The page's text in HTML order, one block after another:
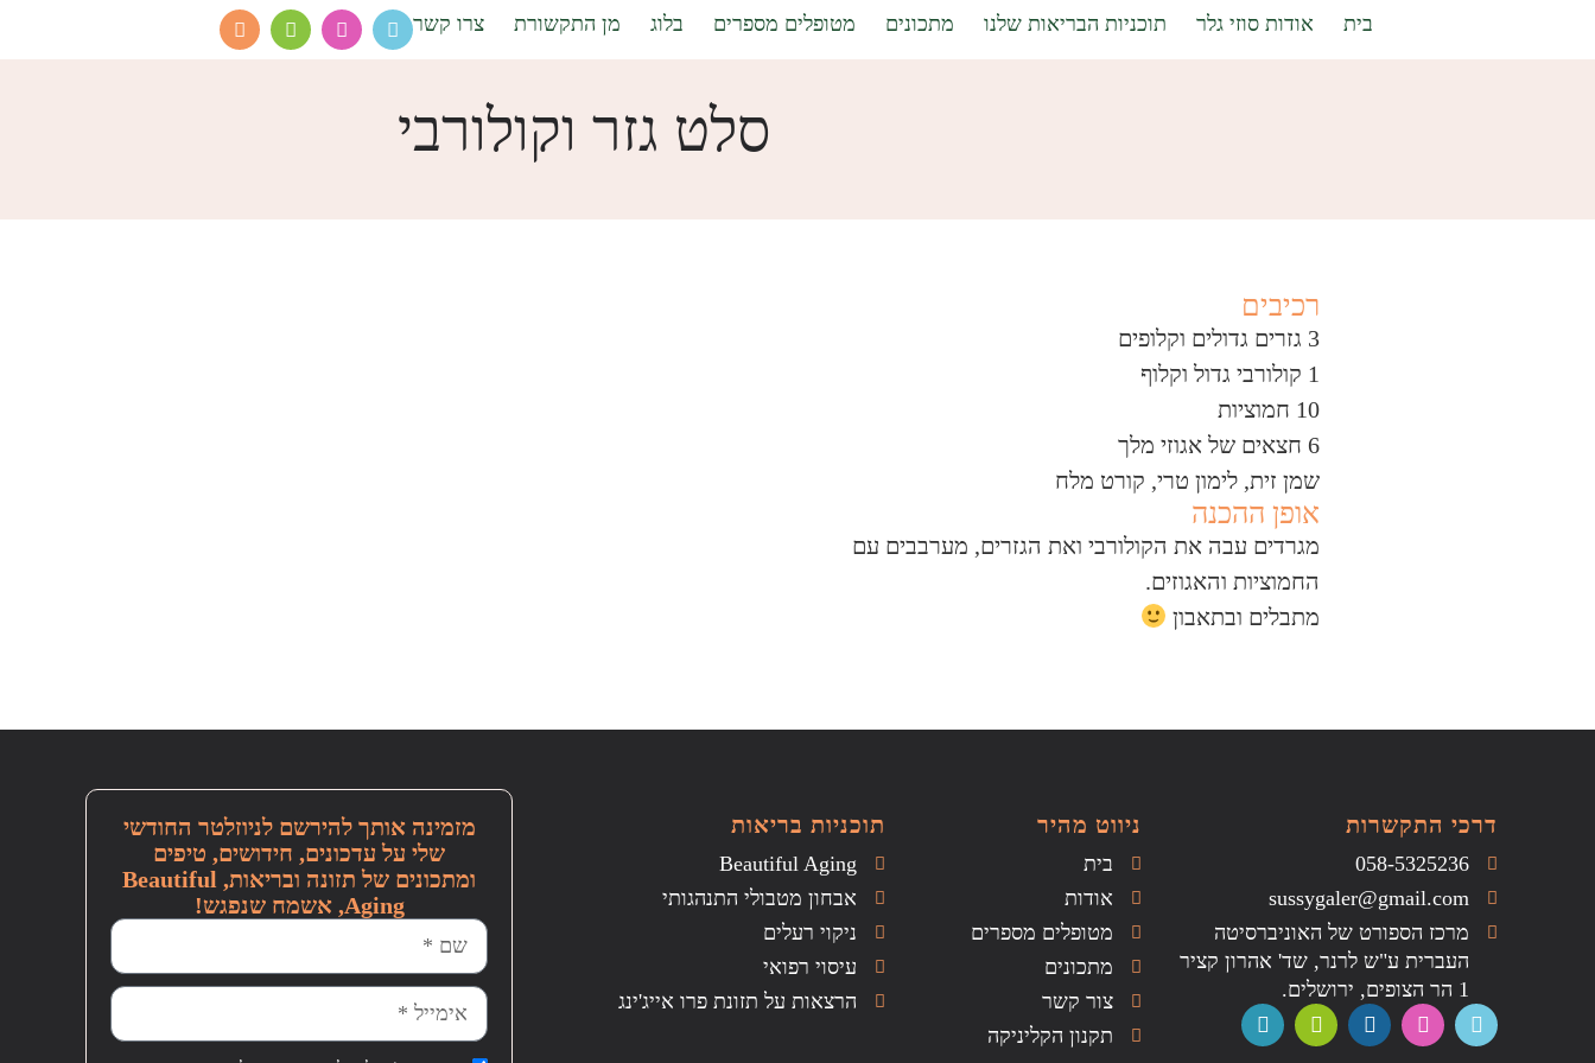
בית אודות סוזי גלר תוכניות הבריאות שלנו מתכונים מטופלים מספרים בלוג מן התקשורת צרו קשר
סלט גזר וקולורבי
רכיבים
3 גזרים גדולים וקלופים
1 קולורבי גדול וקלוף
10 חמוציות
6 חצאים של אגוזי מלך
שמן זית, לימון טרי, קורט מלח
אופן ההכנה
מגרדים עבה את הקולורבי ואת הגזרים, מערבבים עם
החמוציות והאגוזים.
מתבלים ובתאבון
דרכי התקשרות
058-5325236
sussygaler@gmail.com
מרכז הספורט של האוניברסיטה
העברית ע"ש לרנר, שד' אהרון קציר
1 הר הצופים, ירושלים.
ניווט מהיר
בית
אודות
מטופלים מספרים
מתכונים
צור קשר
תקנון הקליניקה
תוכניות בריאות
Beautiful Aging
אבחון מטבולי התנהגותי
ניקוי רעלים
עיסוי רפואי
הרצאות על תזונת פרו אייג'ינג
מזמינה אותך להירשם לניוזלטר החודשי
שלי על עדכונים, חידושים, טיפים
ומתכונים של תזונה ובריאות, Beautiful
Aging, אשמח שנפגש!